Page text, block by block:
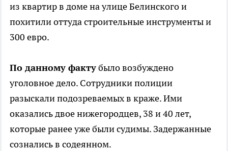
из квартир в доме на улице Белинского и
похитили оттуда строительные инструменты и
300 евро.
По данному фактубыло возбуждено
уголовное дело. Сотрудники полиции
разыскали подозреваемых в краже. Ими
оказались двое нижегородцев, 38 и 40 лет,
которые ранее уже были судимы. Задержанные
сознались в содеянном.